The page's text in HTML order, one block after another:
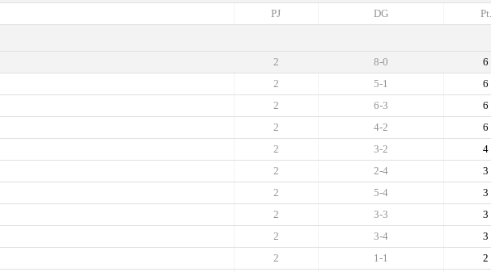
Pt.
DG
PJ
6
8-0
2
6
5-1
2
6
6-3
2
6
4-2
2
4
3-2
2
3
2-4
2
3
5-4
2
3
3-3
2
3
3-4
2
2
1-1
2